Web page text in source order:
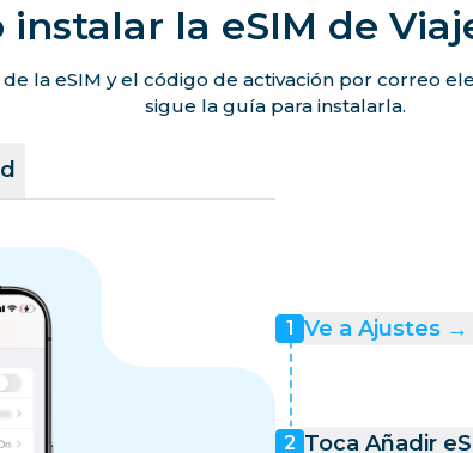
instalar la eSIM de
la eSIM y el código de activación por correo
sigue la guía para instalarla.
1 Ve a Ajustes
2 Toca Añadir